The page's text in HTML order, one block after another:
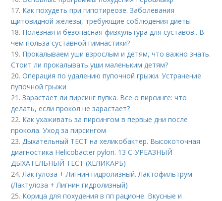
17. Как похудеть при гипотиреозе. Заболевания
щитовидной железы, требующие соблюдения диеты
18. Полезная и безопасная физкультура для суставов.. В
чем польза суставной гимнастики?
19. Прокалываем уши взрослым и детям, что важно знать.
Стоит ли прокалывать уши маленьким детям?
20.Операция по удалению пупочной грыжи. Устранение
пупочной грыжи
21.Зарастает ли пирсинг пупка. Все о пирсинге: что
делать, если прокол не зарастает?
22. Как ухаживать за пирсингом в первые дни после
прокола. Уход за пирсингом
23.Дыхательный ТЕСТ на хеликобактер. Высокоточная
диагностика Helicobacter pylori. 13 C-УРЕАЗНЫЙ
ДЫХАТЕЛЬНЫЙ ТЕСТ (ХЕЛИКАРБ)
24.Лактулоза + Лигнин гидролизный. Лактофильтрум
(Лактулоза + Лигнин гидролизный)
25. Корица для похудения в пп рационе. Вкусные и